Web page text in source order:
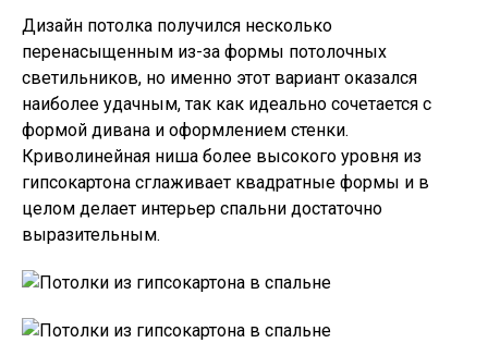
Дизайн потолка получился несколько
перенасыщенным из-за формы потолочных
светильников, но именно этот вариант оказался
наиболее удачным, так как идеально сочетается с
формой дивана и оформлением стенки.
Криволинейная ниша более высокого уровня из
гипсокартона сглаживает квадратные формы и в
целом делает интерьер спальни достаточно
выразительным.